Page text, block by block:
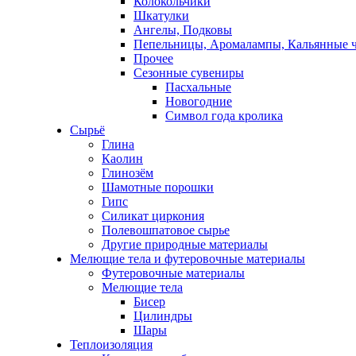
Шкатулки
Ангелы, Подковы
Пепельницы, Аромалампы, Кальянные
Прочее
Сезонные сувениры
Пасхальные
Новогодние
Символ года кролика
Сырьё
Глина
Каолин
Глинозём
Шамотные порошки
Гипс
Силикат циркония
Полевошпатовое сырье
Другие природные материалы
Мелющие тела и футеровочные материалы
Футеровочные материалы
Мелющие тела
Бисер
Цилиндры
Шары
Теплоизоляция